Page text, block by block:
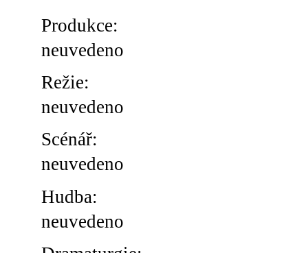
Produkce:
neuvedeno
Režie:
neuvedeno
Scénář:
neuvedeno
Hudba:
neuvedeno